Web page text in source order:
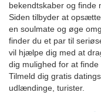
bekendtskaber og finde
Siden tilbyder at
en soulmate og øge
finder du et par til
vil hjælpe dig med at
dig mulighed for at
Tilmeld dig gratis
udlændinge, turister.